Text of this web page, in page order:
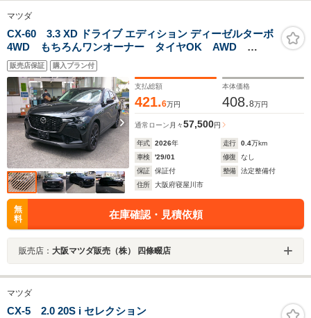
マツダ
CX-60 3.3 XD ドライブ エディション ディーゼルターボ
4WD もちろんワンオーナー タイヤOK AWD
4WD ハンズフリー電動リアゲート ナビSD ETC 純
正前後ドラレコ 黒革シート シートヒーター モード
切替 アンドロイドオート&カープレイ対応 安全支援機
能装備
販売店保証 購入プラン付
支払総額
421.6万円
本体価格
408.8万円
通常ローン 月々57,500円
年式 2026年 走行 0.4万km
車検
'29/01 修復
なし
保証
保証付 整備
法定整備付
住所
大阪府寝屋川市
無
料
在庫確認・見積依頼
販売店： 大阪マツダ販売（株） 四條畷店
マツダ
CX-5 2.0 20S i セレクション